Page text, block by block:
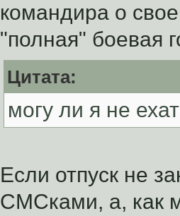
командира о
"полная" боевая
Цитата:
могу ли я не
Если отпуск не
СМСками, а, как